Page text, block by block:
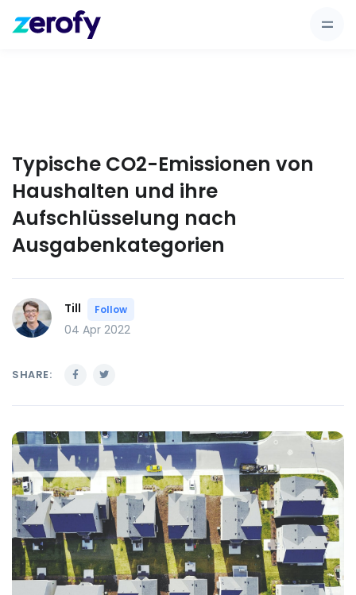
Typische CO2-Emissionen von
Haushalten und ihre
Aufschlüsselung nach
Ausgabenkategorien
Till Follow
04 Apr 2022
SHARE: